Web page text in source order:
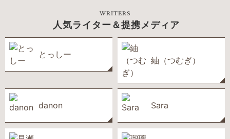
WRITERS
人気ライター＆提携メディア
とっしー
紬（つむぎ）
danon Sara